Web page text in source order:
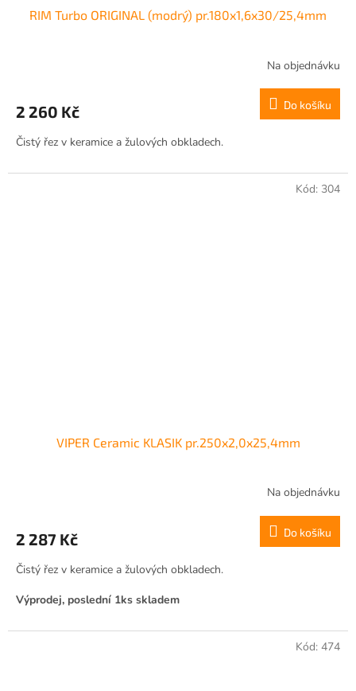
RIM Turbo ORIGINAL (modrý) pr.180x1,6x30/25,4mm
Na objednávku
2 260 Kč Do košíku
Čistý řez v keramice a žulových obkladech.
VIPER Ceramic KLASIK pr.250x2,0x25,4mm
Na objednávku
2 287 Kč Do košíku
Čistý řez v keramice a žulových obkladech.
Výprodej, poslední 1ks skladem
Kód: 304
Kód: 474